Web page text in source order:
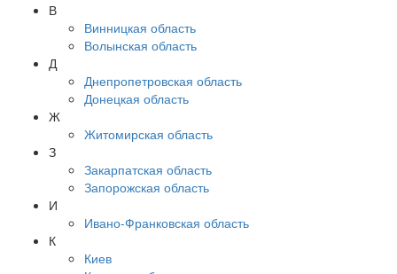
В
Винницкая область
Волынская область
Д
Днепропетровская область
Донецкая область
Ж
Житомирская область
З
Закарпатская область
Запорожская область
И
Ивано-Франковская область
К
Киев